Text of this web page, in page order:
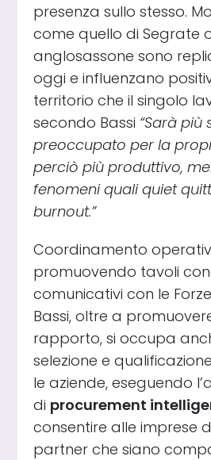
presenza sullo stesso.
come quello di Segrate
anglosassone sono
oggi e influenzano
territorio che il singolo
secondo Bassi “Sarà più
preoccupato per la
perciò più produttivo,
fenomeni quali quiet
burnout.”
Coordinamento
promuovendo tavoli
comunicativi con le
Bassi, oltre a
rapporto, si occupa
selezione e
le aziende, eseguendo
di procurement
consentire alle imprese
partner che siano